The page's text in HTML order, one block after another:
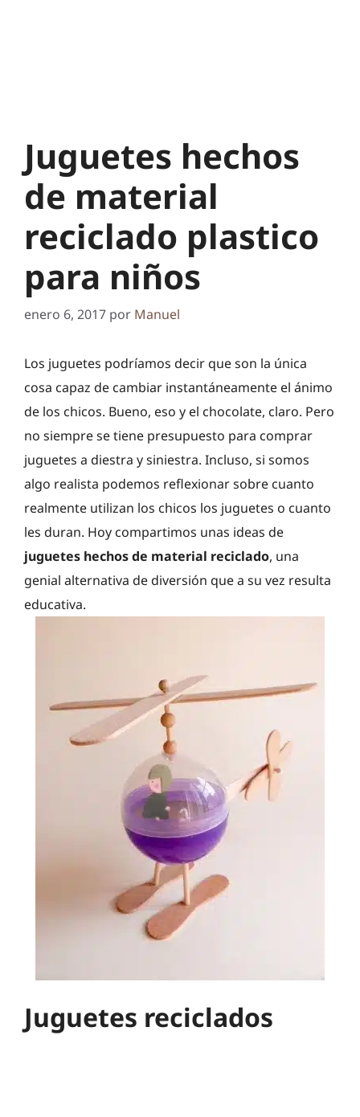
Juguetes hechos
de material
reciclado plastico
para niños
enero 6, 2017 por Manuel
Los juguetes podríamos decir que son la única
cosa capaz de cambiar instantáneamente el ánimo
de los chicos. Bueno, eso y el chocolate, claro. Pero
no siempre se tiene presupuesto para comprar
juguetes a diestra y siniestra. Incluso, si somos
algo realista podemos reflexionar sobre cuanto
realmente utilizan los chicos los juguetes o cuanto
les duran. Hoy compartimos unas ideas de
juguetes hechos de material reciclado, una
genial alternativa de diversión que a su vez resulta
educativa.
Juguetes reciclados